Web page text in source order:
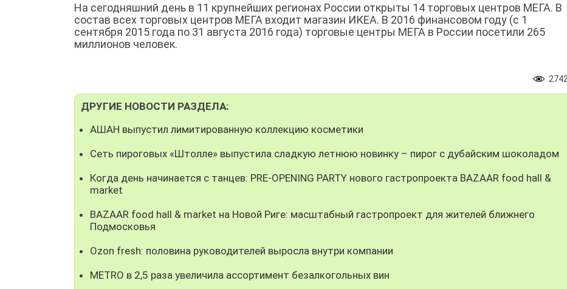
На сегодняшний день в 11 крупнейших регионах России открыты 14 торговых центров МЕГА. В
состав всех торговых центров МЕГА входит магазин ИКЕА. В 2016 финансовом году (с 1
сентября 2015 года по 31 августа 2016 года) торговые центры МЕГА в России посетили 265
миллионов человек.
ДРУГИЕ НОВОСТИ РАЗДЕЛА:
АШАН выпустил лимитированную коллекцию косметики
Сеть пироговых «Штолле» выпустила сладкую летнюю новинку – пирог с дубайским шоколадом
Когда день начинается с танцев: PRE-OPENING PARTY нового гастропроекта BAZAAR food hall &
market
BAZAAR food hall & market на Новой Риге: масштабный гастропроект для жителей ближнего
Подмосковья
Ozon fresh: половина руководителей выросла внутри компании
METRO в 2,5 раза увеличила ассортимент безалкогольных вин